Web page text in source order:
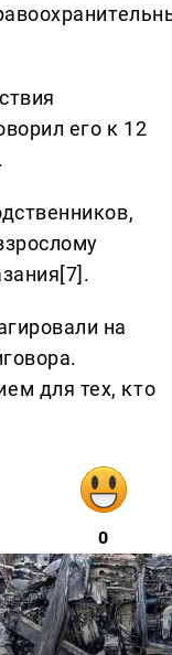
его к 12
на
для тех, кто
0